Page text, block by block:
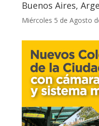
Buenos Aires,
Miércoles 5 de Agosto